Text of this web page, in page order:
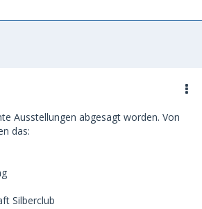
Ausstellungen abgesagt worden. Von
das:
Silberclub